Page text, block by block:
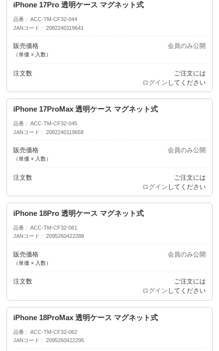
iPhone 17Pro 透明ケース マグネット式
品番
ACC-TM-CF32-044
JANコード
2082240119641
販売価格
（単価 × 入数）
会員のみ公開
注文数
ご注文には
ログイン してください
iPhone 17ProMax 透明ケース マグネット式
品番
ACC-TM-CF32-045
JANコード
2082240119658
販売価格
（単価 × 入数）
会員のみ公開
注文数
ご注文には
ログイン してください
iPhone 18Pro 透明ケース マグネット式
品番
ACC-TM-CF32-061
JANコード
2095260422288
販売価格
（単価 × 入数）
会員のみ公開
注文数
ご注文には
ログイン してください
iPhone 18ProMax 透明ケース マグネット式
品番
ACC-TM-CF32-062
JANコード
2095260422295